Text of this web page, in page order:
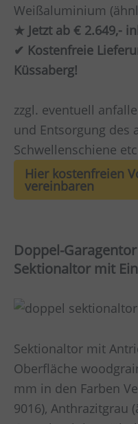
Weißaluminium
★ Jetzt ab € 2.649,-
✔ Kostenfreie
Küssaberg!
zzgl. eventuell
und Entsorgung des
Schwellenschiene
Hier kostenfreien
vereinbaren
Doppel-Garagentor
Sektionaltor mit
Sektionaltor mit
Oberfläche
mm in den Farben
9016), Anthrazitgrau